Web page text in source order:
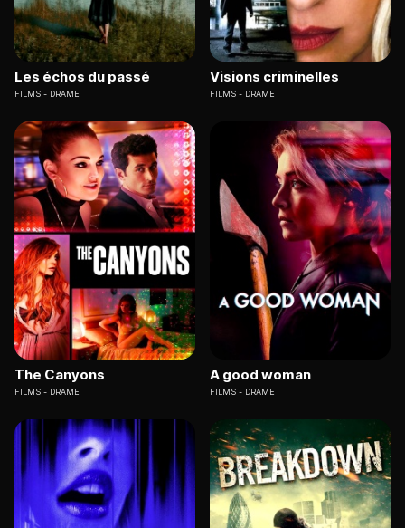
Les échos du passé
FILMS DRAME
Visions criminelles
FILMS DRAME
The Canyons
FILMS DRAME
A good woman
FILMS DRAME